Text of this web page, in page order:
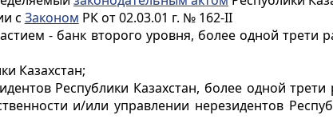
с Законом РК от 02.03.01 г. № 162-II
- банк второго уровня, более одной трети
Казахстан;
Республики Казахстан, более одной трети
и/или управлении нерезидентов